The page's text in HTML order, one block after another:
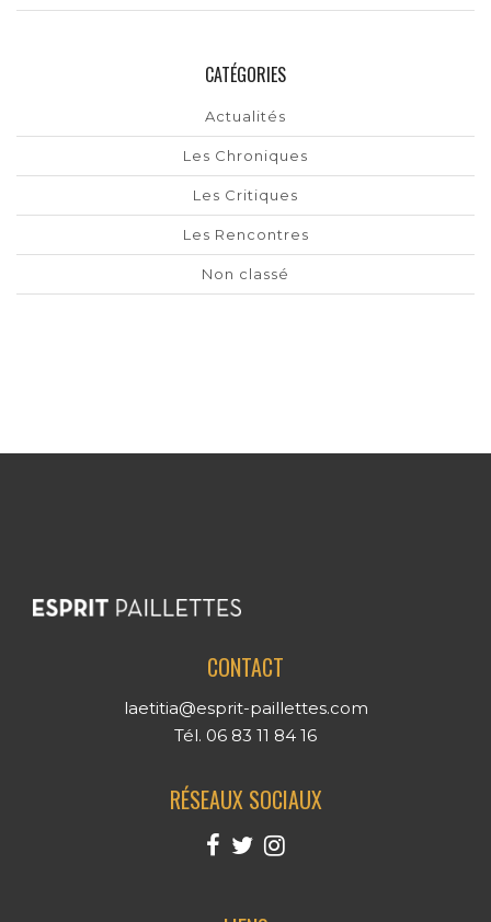
CATÉGORIES
Actualités
Les Chroniques
Les Critiques
Les Rencontres
Non classé
CONTACT
laetitia@esprit-paillettes.com
Tél. 06 83 11 84 16
RÉSEAUX SOCIAUX